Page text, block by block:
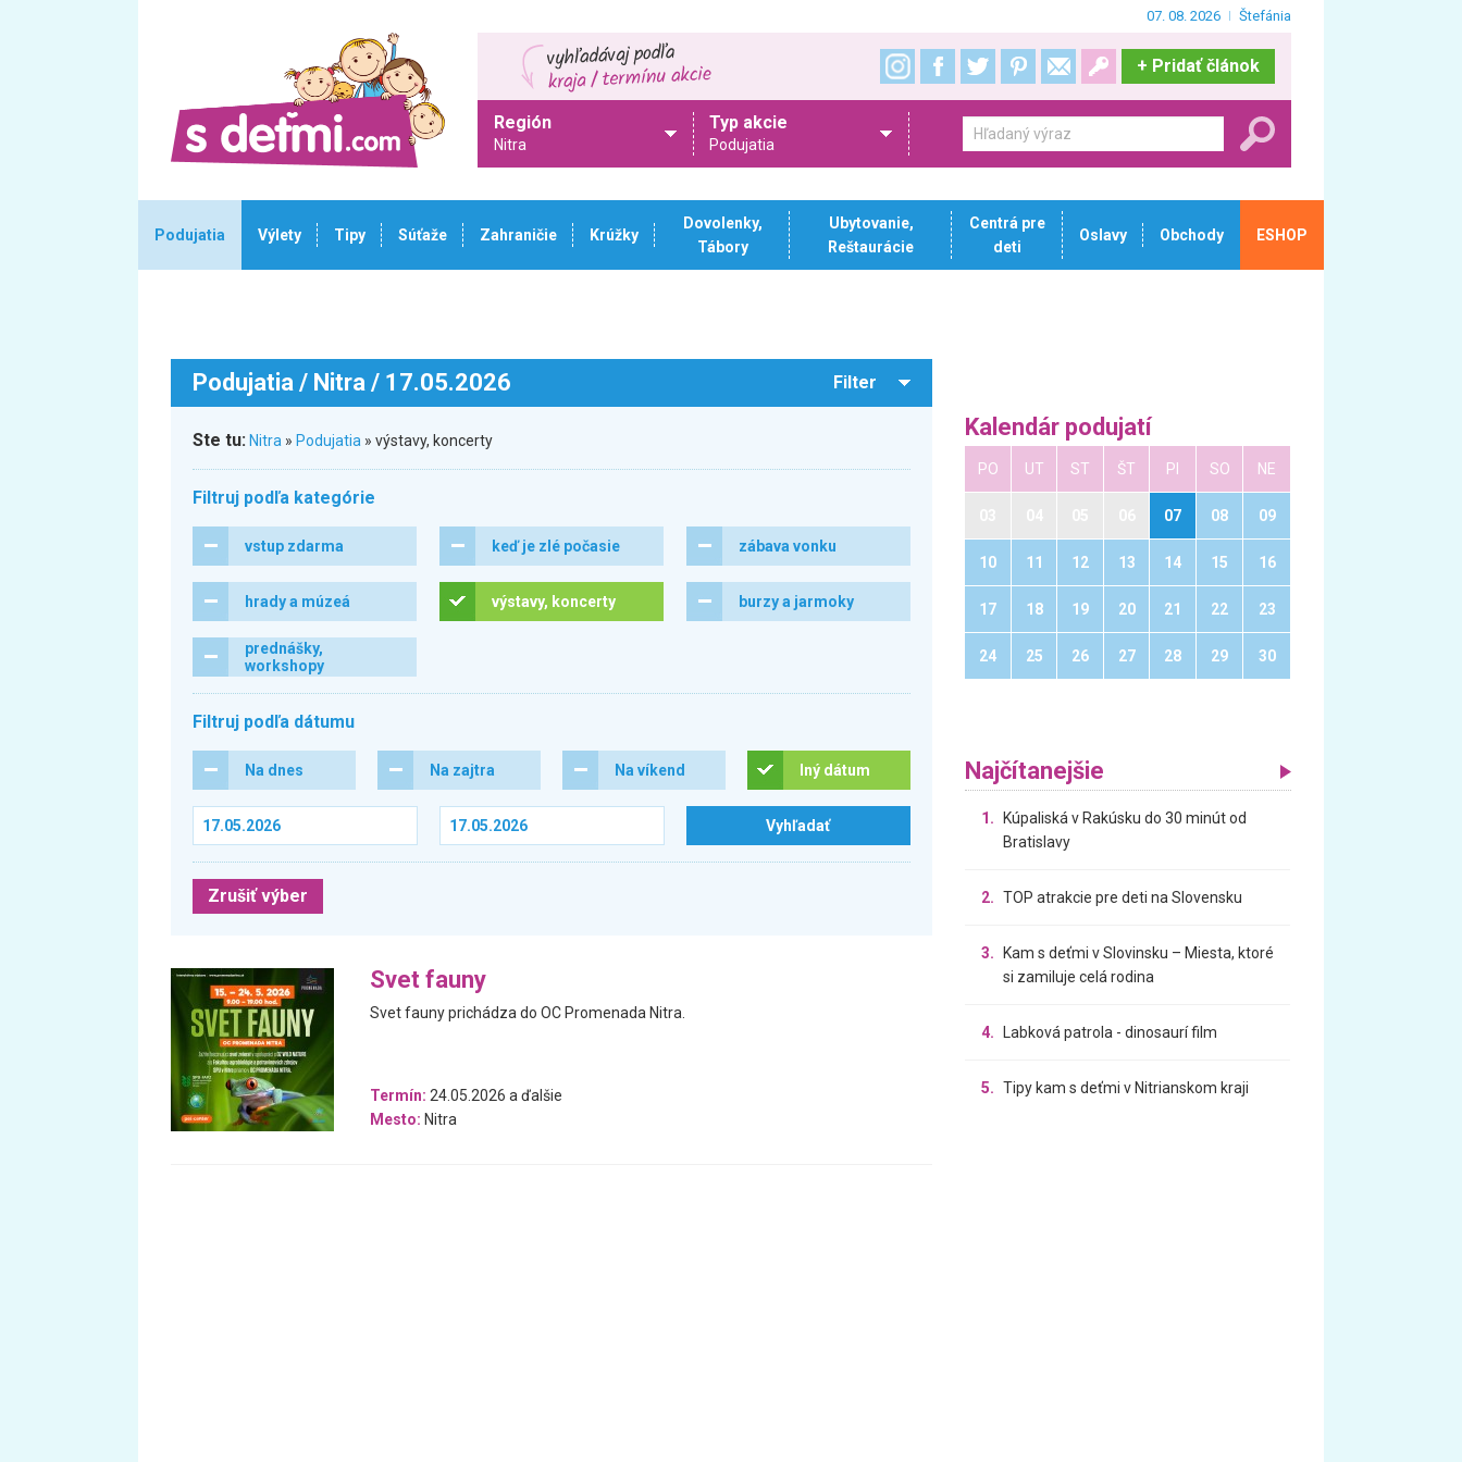
07. 08. 2026 Štefánia
+ Pridať článok
Región
Nitra
Typ akcie
Podujatia
Podujatia Výlety Tipy Súťaže Zahraničie Krúžky
Dovolenky,
Tábory
Ubytovanie,
Reštaurácie
Centrá pre
deti
Oslavy Obchody ESHOP
Podujatia / Nitra / 17.05.2026 Filter
Ste tu: Nitra » Podujatia » výstavy, koncerty
Filtruj podľa kategórie
vstup zdarma keď je zlé počasie zábava vonku
hrady a múzeá výstavy, koncerty burzy a jarmoky
prednášky,
workshopy
Filtruj podľa dátumu
Na dnes Na zajtra Na víkend Iný dátum
Zrušiť výber
Svet fauny
Svet fauny prichádza do OC Promenada Nitra.
Termín: 24.05.2026 a ďalšie
Mesto: Nitra
Kalendár podujatí
PO UT ST ŠT PI SO NE
07 08 09
10 11 12 13 14 15 16
17 18 19 20 21 22 23
24 25 26 27 28 29 30
Najčítanejšie
1.
Kúpaliská v Rakúsku do 30 minút od
Bratislavy
2. TOP atrakcie pre deti na Slovensku
3.
Kam s deťmi v Slovinsku – Miesta, ktoré
si zamiluje celá rodina
4. Labková patrola - dinosaurí film
5. Tipy kam s deťmi v Nitrianskom kraji